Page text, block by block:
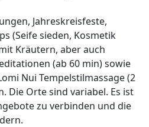
Jahreskreisfeste,
(Seife sieden, Kosmetik
Kräutern, aber auch
(ab 60 min) sowie
Nui Tempelstilmassage (2
Die Orte sind variabel. Es ist
zu verbinden und die